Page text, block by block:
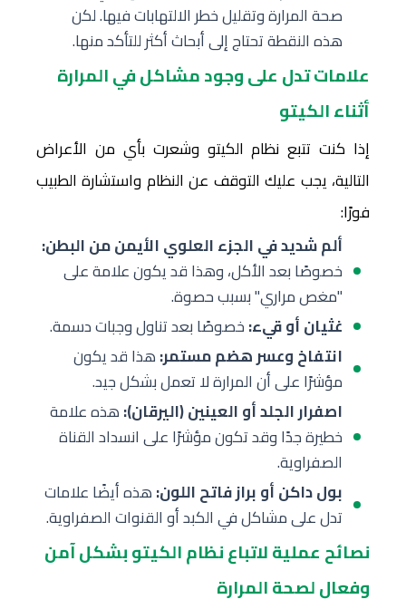
صحة المرارة وتقليل خطر الالتهابات فيها. لكن
هذه النقطة تحتاج إلى أبحاث أكثر للتأكد منها.
علامات تدل على وجود مشاكل في المرارة
أثناء الكيتو
إذا كنت تتبع نظام الكيتو وشعرت بأي من الأعراض
التالية، يجب عليك التوقف عن النظام واستشارة الطبيب
فورًا:
ألم شديد في الجزء العلوي الأيمن من البطن:
خصوصًا بعد الأكل، وهذا قد يكون علامة على
"مغص مراري" بسبب حصوة.
غثيان أو قيء:خصوصًا بعد تناول وجبات دسمة.
انتفاخ وعسر هضم مستمر:هذا قد يكون
مؤشرًا على أن المرارة لا تعمل بشكل جيد.
اصفرار الجلد أو العينين (اليرقان):هذه علامة
خطيرة جدًا وقد تكون مؤشرًا على انسداد القناة
الصفراوية.
بول داكن أو براز فاتح اللون:هذه أيضًا علامات
تدل على مشاكل في الكبد أو القنوات الصفراوية.
نصائح عملية لاتباع نظام الكيتو بشكل آمن
وفعال لصحة المرارة